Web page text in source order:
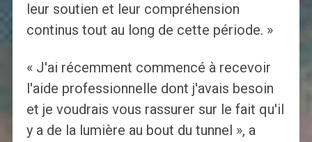
leur soutien et leur compréhension
continus tout au long de cette période. »
« J'ai récemment commencé à recevoir
l'aide professionnelle dont j'avais besoin
et je voudrais vous rassurer sur le fait qu'il
y a de la lumière au bout du tunnel », a